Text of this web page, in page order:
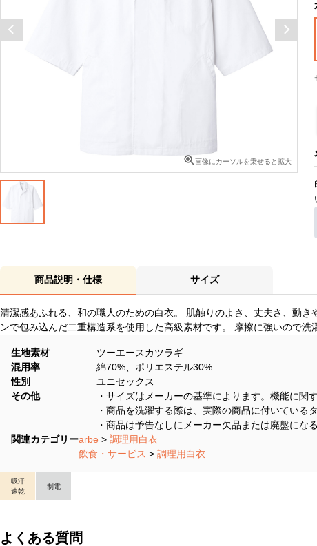
画像にカーソルを乗せると拡大
商品説明・仕様 サイズ
清潔感あふれる、和の職人のための白衣。 肌触りのよさ、丈夫さ、動
ンで包み込んだ二重構造系を使用した高級素材です。 摩擦に強いので
吸汗
速乾
制電
生地素材
ツーエースカツラギ
混用率
綿70%、ポリエステル30%
性別
ユニセックス
その他
・サイズはメーカーの基準によります。機能に関
・商品を洗濯する際は、実際の商品に付いている
・商品は予告なしにメーカー欠品または廃盤にな
関連カテゴリーarbe > 調理用白衣
飲食・サービス > 調理用白衣
よくある質問